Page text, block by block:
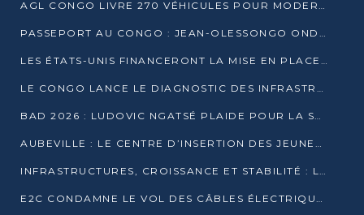
AGL CONGO LIVRE 270 VÉHICULES POUR MODERNISER LE TRANSPORT URBAIN
PASSEPORT AU CONGO : JEAN-OLESSONGO ONDAYE VEUT METTRE FIN AUX LENTEURS ADMINISTRATIVES
LES ÉTATS-UNIS FINANCERONT LA MISE EN PLACE DE JUSQU’À 50 CLINIQUES DE LUTTE CONTRE L’EBOLA
LE CONGO LANCE LE DIAGNOSTIC DES INFRASTRUCTURES SPORTIVES DU COMPLEXE DE KINTÉLÉ
BAD 2026 : LUDOVIC NGATSÉ PLAIDE POUR LA SOUVERAINETÉ FINANCIÈRE AFRICAINE
AUBEVILLE : LE CENTRE D’INSERTION DES JEUNES PRÊT À OUVRIR SES PORTES
INFRASTRUCTURES, CROISSANCE ET STABILITÉ : LA GUINÉE AFFÛTE SES AMBITIONS
E2C CONDAMNE LE VOL DES CÂBLES ÉLECTRIQUES APRÈS UNE VIDÉO VIRALE